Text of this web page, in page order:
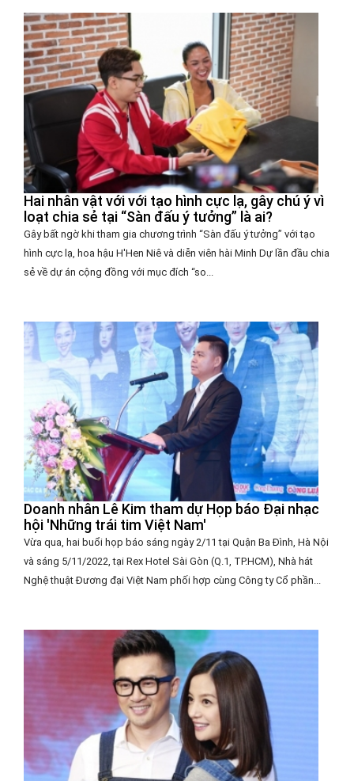
Hai nhân vật với với tạo hình cực lạ, gây chú ý vì
loạt chia sẻ tại “Sàn đấu ý tưởng” là ai?
Gây bất ngờ khi tham gia chương trình “Sàn đấu ý tưởng” với tạo
hình cực lạ, hoa hậu H'Hen Niê và diễn viên hài Minh Dự lần đầu chia
sẻ về dự án cộng đồng với mục đích “so...
Doanh nhân Lê Kim tham dự Họp báo Đại nhạc
hội 'Những trái tim Việt Nam'
Vừa qua, hai buổi họp báo sáng ngày 2/11 tại Quận Ba Đình, Hà Nội
và sáng 5/11/2022, tại Rex Hotel Sài Gòn (Q.1, TP.HCM), Nhà hát
Nghệ thuật Đương đại Việt Nam phối hợp cùng Công ty Cổ phần...